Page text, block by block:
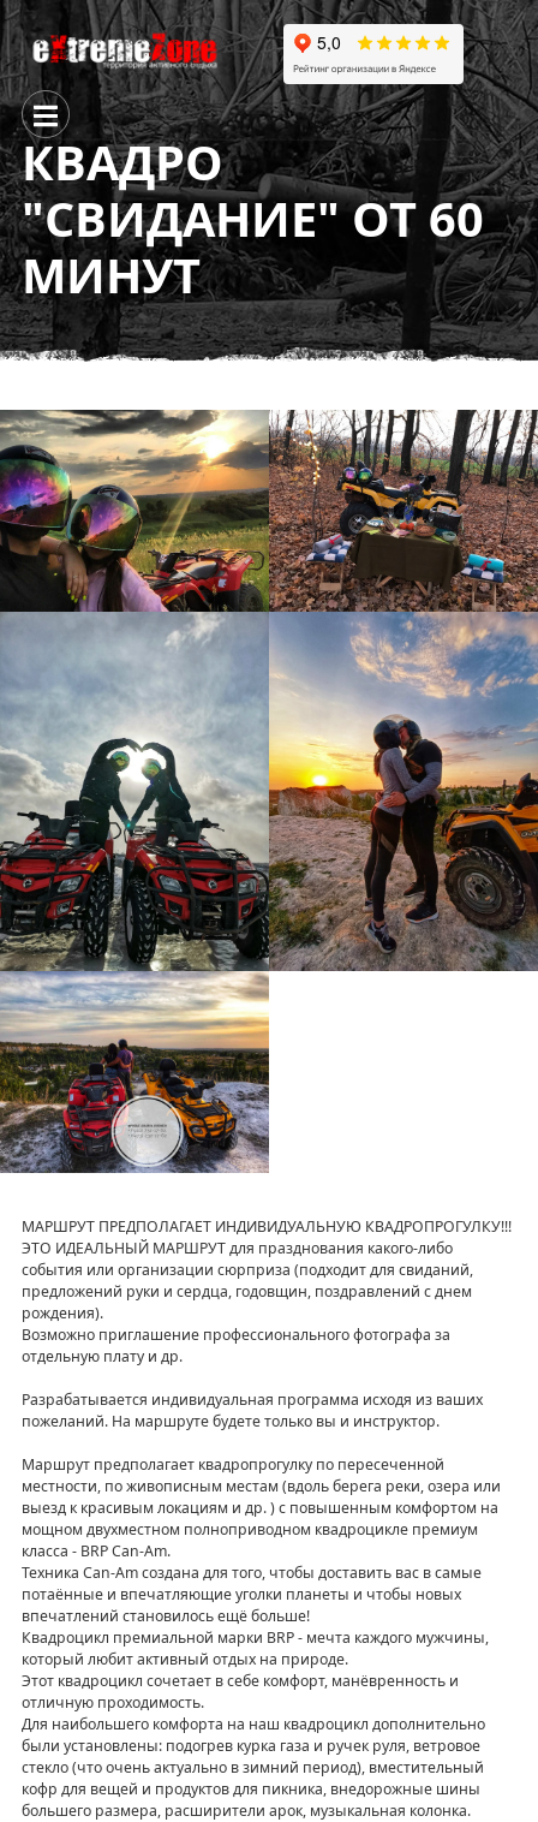
КВАДРО
"СВИДАНИЕ" ОТ 60
МИНУТ
МАРШРУТ ПРЕДПОЛАГАЕТ ИНДИВИДУАЛЬНУЮ КВАДРОПРОГУЛКУ!!!
ЭТО ИДЕАЛЬНЫЙ МАРШРУТ для празднования какого-либо
события или организации сюрприза (подходит для свиданий,
предложений руки и сердца, годовщин, поздравлений с днем
рождения).
Возможно приглашение профессионального фотографа за
отдельную плату и др.
Разрабатывается индивидуальная программа исходя из ваших
пожеланий. На маршруте будете только вы и инструктор.
Маршрут предполагает квадропрогулку по пересеченной
местности, по живописным местам (вдоль берега реки, озера или
выезд к красивым локациям и др. ) с повышенным комфортом на
мощном двухместном полноприводном квадроцикле премиум
класса - BRP Can-Am.
Техника Can-Am создана для того, чтобы доставить вас в самые
потаённые и впечатляющие уголки планеты и чтобы новых
впечатлений становилось ещё больше!
Квадроцикл премиальной марки BRP - мечта каждого мужчины,
который любит активный отдых на природе.
Этот квадроцикл сочетает в себе комфорт, манёвренность и
отличную проходимость.
Для наибольшего комфорта на наш квадроцикл дополнительно
были установлены: подогрев курка газа и ручек руля, ветровое
стекло (что очень актуально в зимний период), вместительный
кофр для вещей и продуктов для пикника, внедорожные шины
большего размера, расширители арок, музыкальная колонка.